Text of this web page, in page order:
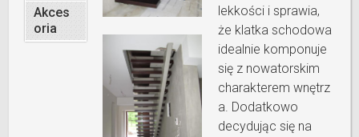
lekkości i sprawia,
że klatka schodowa
idealnie komponuje
się z nowatorskim
charakterem wnętrz
a. Dodatkowo
decydując się na
Akces
oria